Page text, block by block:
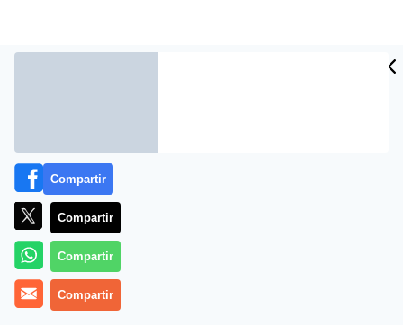
Más información
Compartir
Compartir
Compartir
Compartir